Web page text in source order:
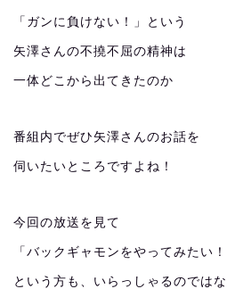
「ガンに負けない！」という
矢澤さんの不撓不屈の精神は
一体どこから出てきたのか
番組内でぜひ矢澤さんのお話を
伺いたいところですよね！
今回の放送を見て
「バックギャモンをやってみたい！
という方も、いらっしゃるのではな